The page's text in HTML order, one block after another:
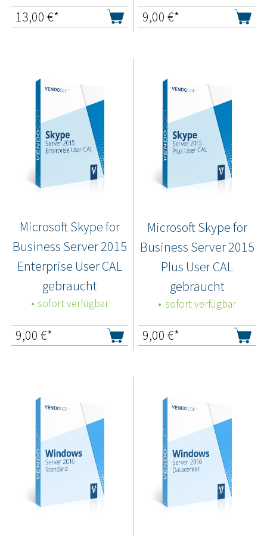
13,00 €* 9,00 €*
Microsoft Skype for
Business Server 2015
Enterprise User CAL
gebraucht
sofort verfügbar
9,00 €*
Microsoft Skype for
Business Server 2015
Plus User CAL
gebraucht
sofort verfügbar
9,00 €*